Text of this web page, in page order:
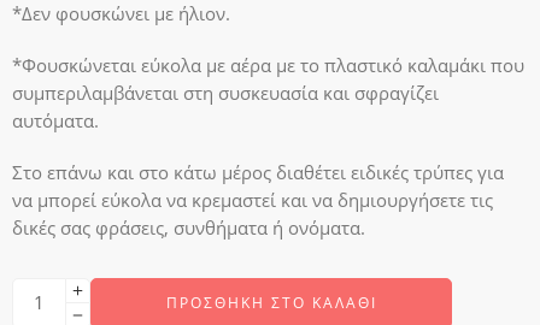
*Δεν φουσκώνει με ήλιον.
*Φουσκώνεται εύκολα με αέρα με το πλαστικό καλαμάκι που
συμπεριλαμβάνεται στη συσκευασία και σφραγίζει
αυτόματα.
Στο επάνω και στο κάτω μέρος διαθέτει ειδικές τρύπες για
να μπορεί εύκολα να κρεμαστεί και να δημιουργήσετε τις
δικές σας φράσεις, συνθήματα ή ονόματα.
ΠΡΟΣΘΉΚΗ ΣΤΟ ΚΑΛΆΘΙ